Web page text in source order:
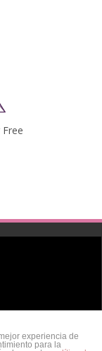
experiencia de
para la